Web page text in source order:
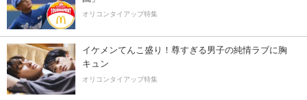
オリコンタイアップ特集
イケメンてんこ盛り！尊すぎる男子の純情ラブに胸
キュン
オリコンタイアップ特集